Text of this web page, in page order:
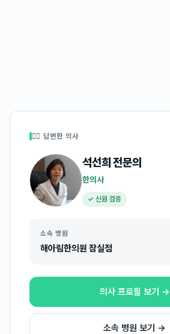
👩‍⚕️ 답변한 의사
석선희전문의
한의사
✓ 신원 검증
소속 병원
해아림한의원 잠실점
의사 프로필 보기 →
소속 병원 보기 →